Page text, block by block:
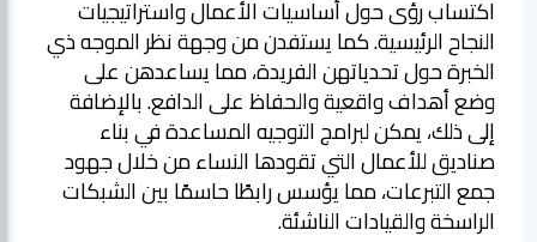
اكتساب رؤى حول أساسيات الأعمال واستراتيجيات
النجاح الرئيسية. كما يستفدن من وجهة نظر الموجه ذي
الخبرة حول تحدياتهن الفريدة، مما يساعدهن على
وضع أهداف واقعية والحفاظ على الدافع. بالإضافة
إلى ذلك، يمكن لبرامج التوجيه المساعدة في بناء
صناديق للأعمال التي تقودها النساء من خلال جهود
جمع التبرعات، مما يؤسس رابطًا حاسمًا بين الشبكات
الراسخة والقيادات الناشئة.